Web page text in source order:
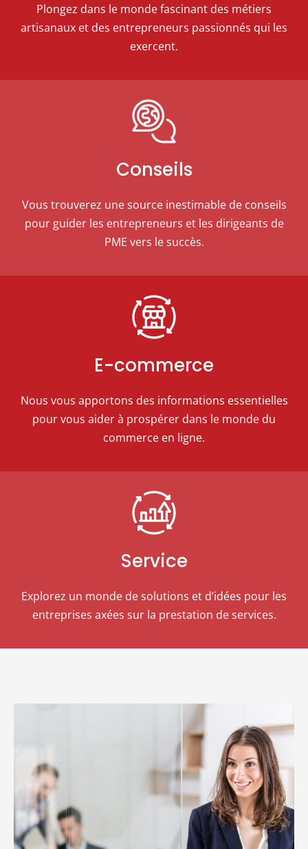
Plongez dans le monde fascinant des métiers
artisanaux et des entrepreneurs passionnés qui les
exercent.
Conseils
Vous trouverez une source inestimable de conseils
pour guider les entrepreneurs et les dirigeants de
PME vers le succès.
E-commerce
Nous vous apportons des informations essentielles
pour vous aider à prospérer dans le monde du
commerce en ligne.
Service
Explorez un monde de solutions et d’idées pour les
entreprises axées sur la prestation de services.